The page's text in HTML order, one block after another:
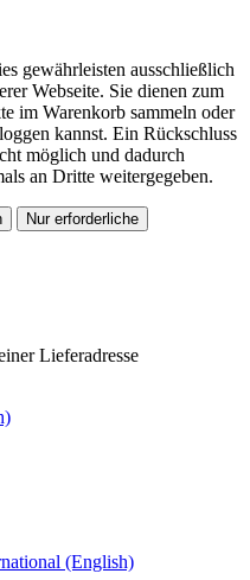
gewährleisten ausschließlich
Webseite. Sie dienen zum
im Warenkorb sammeln oder
kannst. Ein Rückschluss
möglich und dadurch
an Dritte weitergegeben.
Nur erforderliche
Lieferadresse
(English)